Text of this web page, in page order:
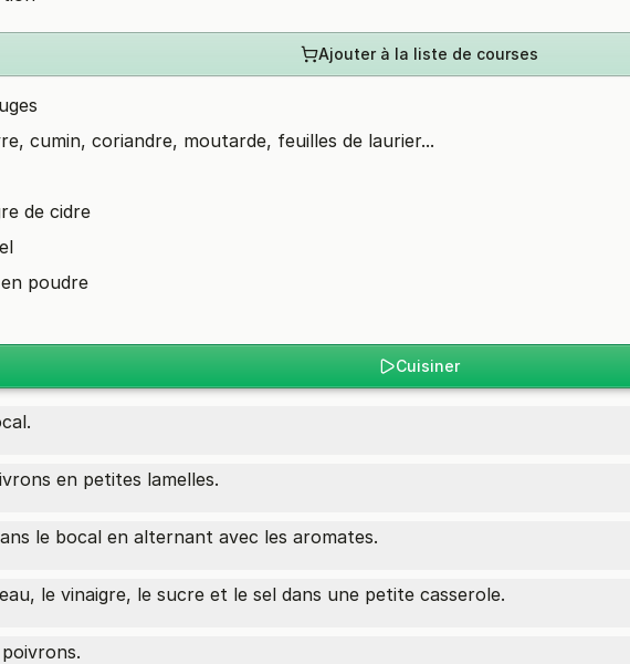
Ajouter à la liste de courses
cumin, coriandre, moutarde, feuilles de laurier...
de cidre
poudre
Cuisiner
en petites lamelles.
le bocal en alternant avec les aromates.
le vinaigre, le sucre et le sel dans une petite casserole.